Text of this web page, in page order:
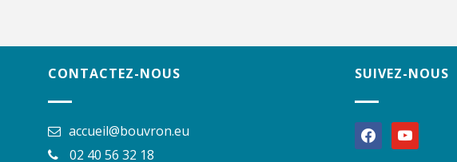
CONTACTEZ-NOUS
accueil@bouvron.eu
02 40 56 32 18
SUIVEZ-NOUS
facebookyoutube